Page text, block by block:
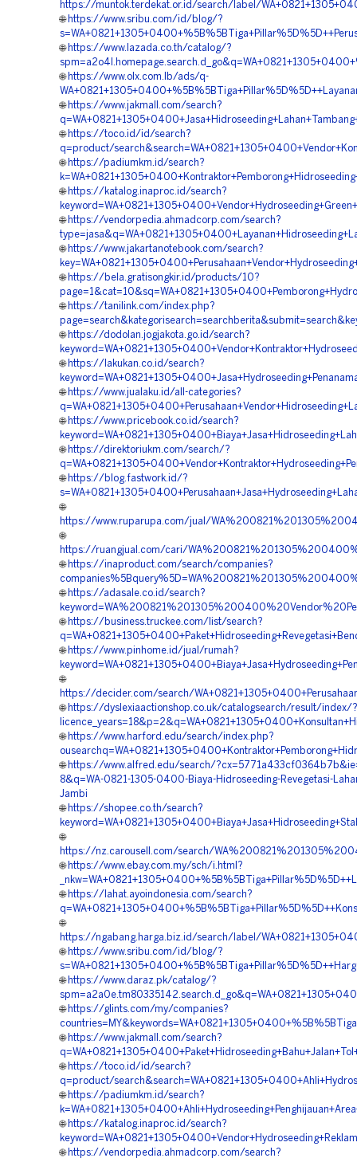
https://muntok.terdekat.or.id/search/label/
🌐 https://www.sribu.com/id/blog/?
🌐 https://www.lazada.co.th/catalog/?
🌐 https://www.olx.com.lb/ads/q-
🌐 https://www.jakmall.com/search?
🌐 https://toco.id/id/search?
q=product/
🌐 https://padiumkm.id/search?
🌐 https://katalog.inaproc.id/search?
🌐 https://vendorpedia.ahmadcorp.com/search?
🌐 https://www.jakartanotebook.com/search?
🌐 https://bela.gratisongkir.id/products/10?
🌐 https://tanilink.com/index.php?
🌐 https://dodolan.jogjakota.go.id/search?
🌐 https://lakukan.co.id/search?
🌐 https://www.jualaku.id/all-categories?
🌐 https://www.pricebook.co.id/search?
🌐 https://direktoriukm.com/search/?
🌐 https://blog.fastwork.id/?
🌐
https://www.ruparupa.com/jual/
🌐
https://ruangjual.com/cari/
🌐 https://inaproduct.com/search/companies?
🌐 https://adasale.co.id/search?
🌐 https://business.truckee.com/list/search?
🌐 https://www.pinhome.id/jual/rumah?
🌐
https://decider.com/search/
🌐 https://dyslexiaactionshop.co.uk/catalogsearch/result/index/?
🌐 https://www.harford.edu/search/index.php?
🌐 https://www.alfred.edu/search/
8&q=WA-0821-1305-0400-Biaya-Hidroseeding-Revegetasi-
Jambi
🌐 https://shopee.co.th/search?
🌐
https://nz.carousell.com/search/
🌐 https://www.ebay.com.my/sch/i.html?
🌐 https://lahat.ayoindonesia.com/search?
🌐
https://ngabang.harga.biz.id/search/label/
🌐 https://www.sribu.com/id/blog/?
🌐 https://www.daraz.pk/catalog/?
🌐 https://glints.com/my/companies?
🌐 https://www.jakmall.com/search?
🌐 https://toco.id/id/search?
q=product/
🌐 https://padiumkm.id/search?
🌐 https://katalog.inaproc.id/search?
🌐 https://vendorpedia.ahmadcorp.com/search?